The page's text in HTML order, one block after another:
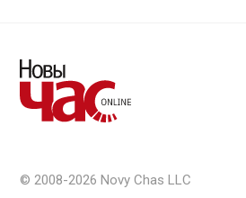
© 2008-2026 Novy Chas LLC